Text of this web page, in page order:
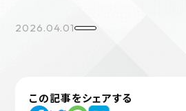
2026.04.01
この記事をシェアする